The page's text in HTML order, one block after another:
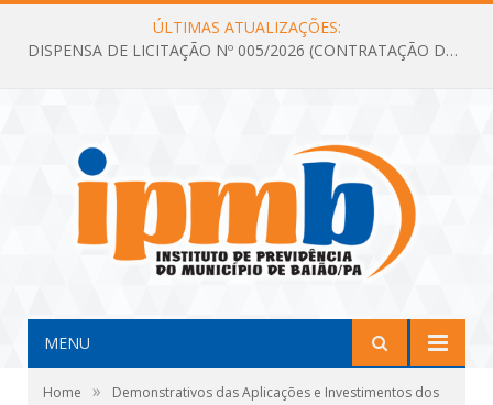
ÚLTIMAS ATUALIZAÇÕES:
DISPENSA DE LICITAÇÃO Nº 005/2026 (CONTRATAÇÃO DE SERVIÇOS TÉCNICOS DE CONSULTORIA E ASSESSORIA EM LICITAÇÃO COM ANÁLISE E ACOMPANHAMENTO DE PROCESSOS LICITATÓRIOS PARA ATENDER AS NECESSIDADES DO INSTITUTO DE PREVIDÊNCIA DO MUNICÍPIO DE BAIÃO – IPMB)
MENU
Home »
Demonstrativos das Aplicações e Investimentos dos